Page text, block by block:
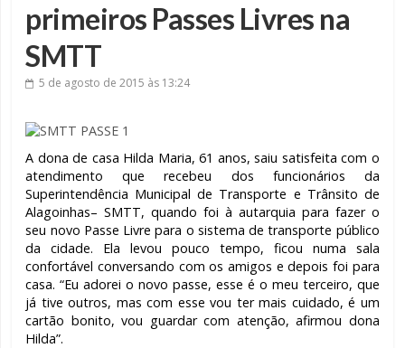
primeiros Passes Livres na
SMTT
5 de agosto de 2015 às 13:24
A dona de casa Hilda Maria, 61 anos, saiu satisfeita com o
atendimento que recebeu dos funcionários da
Superintendência Municipal de Transporte e Trânsito de
Alagoinhas– SMTT, quando foi à autarquia para fazer o
seu novo Passe Livre para o sistema de transporte público
da cidade. Ela levou pouco tempo, ficou numa sala
confortável conversando com os amigos e depois foi para
casa. “Eu adorei o novo passe, esse é o meu terceiro, que
já tive outros, mas com esse vou ter mais cuidado, é um
cartão bonito, vou guardar com atenção, afirmou dona
Hilda”.